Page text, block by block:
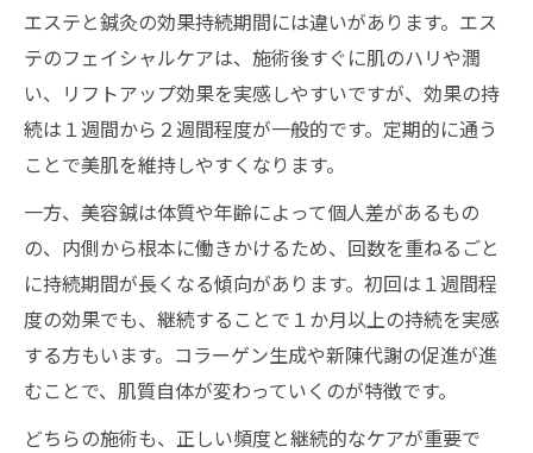
エステと鍼灸の効果持続期間には違いがあります。エス
テのフェイシャルケアは、施術後すぐに肌のハリや潤
い、リフトアップ効果を実感しやすいですが、効果の持
続は１週間から２週間程度が一般的です。定期的に通う
ことで美肌を維持しやすくなります。
一方、美容鍼は体質や年齢によって個人差があるもの
の、内側から根本に働きかけるため、回数を重ねるごと
に持続期間が長くなる傾向があります。初回は１週間程
度の効果でも、継続することで１か月以上の持続を実感
する方もいます。コラーゲン生成や新陳代謝の促進が進
むことで、肌質自体が変わっていくのが特徴です。
どちらの施術も、正しい頻度と継続的なケアが重要で